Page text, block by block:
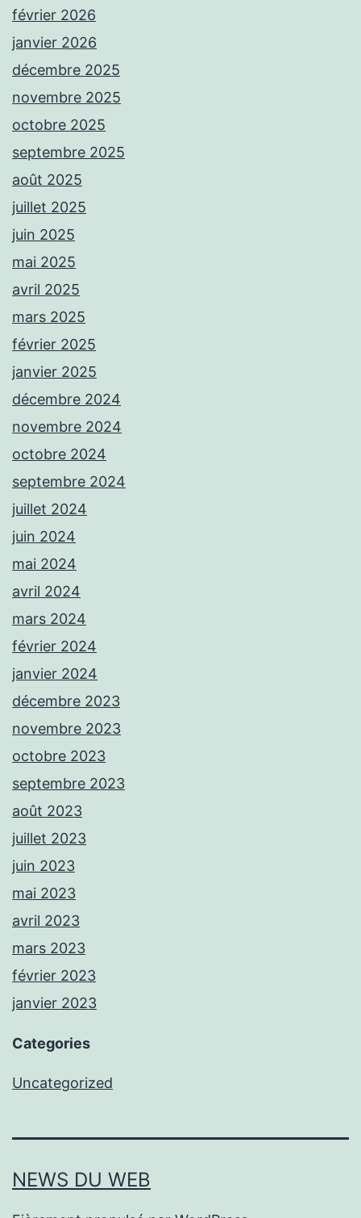
février 2026
janvier 2026
décembre 2025
novembre 2025
octobre 2025
septembre 2025
août 2025
juillet 2025
juin 2025
mai 2025
avril 2025
mars 2025
février 2025
janvier 2025
décembre 2024
novembre 2024
octobre 2024
septembre 2024
juillet 2024
juin 2024
mai 2024
avril 2024
mars 2024
février 2024
janvier 2024
décembre 2023
novembre 2023
octobre 2023
septembre 2023
août 2023
juillet 2023
juin 2023
mai 2023
avril 2023
mars 2023
février 2023
janvier 2023
Categories
Uncategorized
NEWS DU WEB